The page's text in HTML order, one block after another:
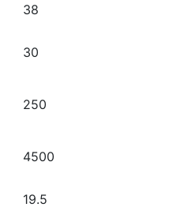
38
30
250
4500
19.5